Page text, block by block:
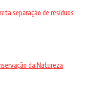
separação de resíduos
da Natureza